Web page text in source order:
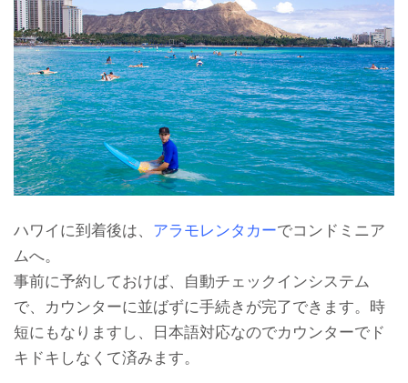
ハワイに到着後は、 アラモレンタカーでコンドミニア
ムへ。
事前に予約しておけば、自動チェックインシステム
で、カウンターに並ばずに手続きが完了できます。時
短にもなりますし、日本語対応なのでカウンターでド
キドキしなくて済みます。